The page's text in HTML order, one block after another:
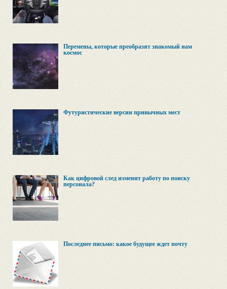
Перемены, которые преобразят знакомый нам
космос
Футуристические версии привычных мест
Как цифровой след изменит работу по поиску
персонала?
Последнее письмо: какое будущее ждет почту